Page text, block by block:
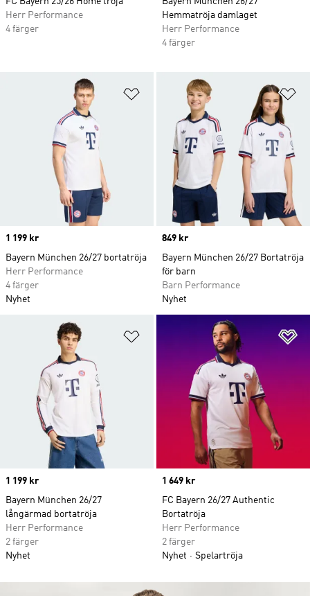
Herr Performance
4 färger
Hemmatröja damlaget
Herr Performance
4 färger
Lägg till på önskelistan
Price
1 199 kr
Bayern München 26/27 bortatröja
Herr Performance
4 färger
Nyhet
Price
849 kr
Bayern München 26/27 Bortatröja
för barn
Barn Performance
Nyhet
Lägg till på önskelistan
Price
1 199 kr
Bayern München 26/27
långärmad bortatröja
Herr Performance
2 färger
Nyhet
Price
1 649 kr
FC Bayern 26/27 Authentic
Bortatröja
Herr Performance
2 färger
Nyhet
Spelartröja